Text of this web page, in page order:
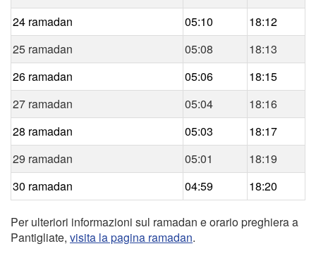
24 ramadan
05:10
18:12
25 ramadan
05:08
18:13
26 ramadan
05:06
18:15
27 ramadan
05:04
18:16
28 ramadan
05:03
18:17
29 ramadan
05:01
18:19
30 ramadan
04:59 18:20
Per ulteriori informazioni sul ramadan e orario preghiera a
Pantigliate, visita la pagina ramadan.